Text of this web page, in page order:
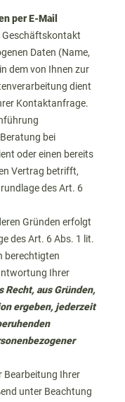
per E-Mail
Geschäftskontakt
Daten (Name,
dem von Ihnen zur
dient
Kontaktanfrage.
bei
oder einen bereits
Vertrag betrifft,
des Art. 6
Gründen erfolgt
des Art. 6 Abs. 1 lit.
berechtigten
Ihrer
Recht, aus Gründen,
ergeben, jederzeit
Bearbeitung Ihrer
unter Beachtung